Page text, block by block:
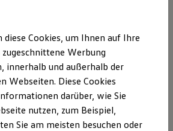
Special
Pflege & Inspektion
anfragen
Vorteile bei Volkswagen Nutzfahrzeuge
Service
& Reifen Service
und Pannenhilfe
& Apps
App
neue Multivan
diese Cookies, um Ihnen auf Ihre
Werbung
innerhalb und außerhalb der
Webseiten. Diese Cookies
darüber, wie Sie
nutzen, zum Beispiel,
Sie am meisten besuchen oder